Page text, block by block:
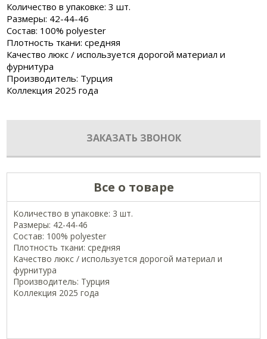
Количество в упаковке: 3 шт.
Размеры: 42-44-46
Состав: 100% polyester
Плотность ткани: средняя
Качество люкс / используется дорогой материал и
фурнитура
Производитель: Турция
Коллекция 2025 года
ЗАКАЗАТЬ ЗВОНОК
Все о товаре
Количество в упаковке: 3 шт.
Размеры: 42-44-46
Состав: 100% polyester
Плотность ткани: средняя
Качество люкс / используется дорогой материал и
фурнитура
Производитель: Турция
Коллекция 2025 года